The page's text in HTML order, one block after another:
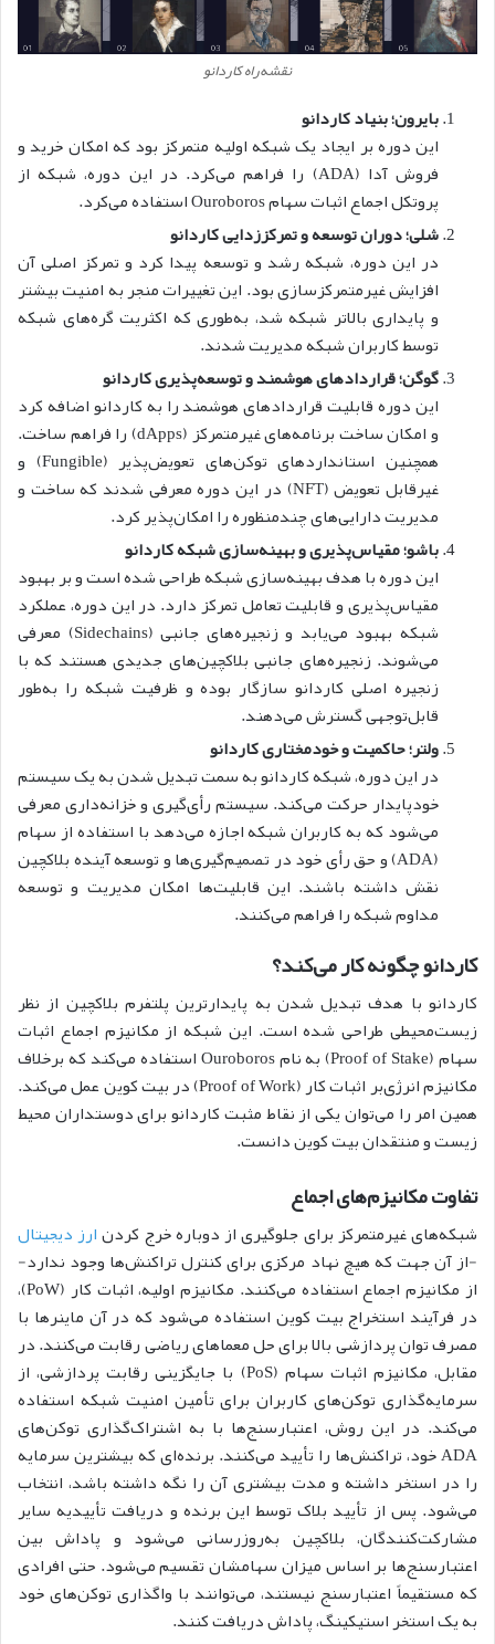
نقشه‌راه کاردانو
بایرون؛ بنیاد کاردانو
این دوره بر ایجاد یک شبکه اولیه متمرکز بود که امکان خرید و
فروش آدا (ADA) را فراهم می‌کرد. در این دوره، شبکه از
پروتکل اجماع اثبات سهام Ouroboros استفاده می‌کرد.
شلی؛دوران توسعه و تمرکززدایی کاردانو
در این دوره، شبکه رشد و توسعه پیدا کرد و تمرکز اصلی آن
افزایش غیرمتمرکزسازی بود. این تغییرات منجر به امنیت بیشتر
و پایداری بالاتر شبکه شد، به‌طوری که اکثریت گره‌های شبکه
توسط کاربران شبکه مدیریت شدند.
گوگن؛قراردادهای هوشمند و توسعه‌پذیری کاردانو
این دوره قابلیت قراردادهای هوشمند را به کار‌دانو اضافه کرد
و امکان ساخت برنامه‌های غیرمتمرکز (dApps) را فراهم ساخت.
همچنین استانداردهای توکن‌های تعویض‌پذیر (Fungible) و
غیرقابل تعویض (NFT) در این دوره معرفی شدند که ساخت و
مدیریت دارایی‌های چندمنظوره را امکان‌پذیر کرد.
باشو؛مقیاس‌پذیری و بهینه‌سازی شبکه کاردانو
این دوره با هدف بهینه‌سازی شبکه طراحی شده است و بر بهبود
مقیاس‌پذیری و قابلیت تعامل تمرکز دارد. در این دوره، عملکرد
شبکه بهبود می‌یابد و زنجیره‌های جانبی (Sidechains) معرفی
می‌شوند. زنجیره‌های جانبی بلاکچین‌های جدیدی هستند که با
زنجیره اصلی کار‌دانو سازگار بوده و ظرفیت شبکه را به‌طور
قابل‌توجهی گسترش می‌دهند.
ولتر؛حاکمیت و خودمختاری کاردانو
در این دوره، شبکه کار‌دانو به سمت تبدیل شدن به یک سیستم
خودپایدار حرکت می‌کند. سیستم رأی‌گیری و خزانه‌داری معرفی
می‌شود که به کاربران شبکه اجازه می‌دهد با استفاده از سهام
(ADA) و حق رأی خود در تصمیم‌گیری‌ها و توسعه آینده بلاکچین
نقش داشته باشند. این قابلیت‌ها امکان مدیریت و توسعه
مداوم شبکه را فراهم می‌کنند.
کاردانو چگونه کار می‌کند؟
کاردانو با هدف تبدیل شدن به پایدارترین پلتفرم بلاکچین از نظر
زیست‌محیطی طراحی شده است. این شبکه از مکانیزم اجماع اثبات
سهام (Proof of Stake) به نام Ouroboros استفاده می‌کند که برخلاف
مکانیزم انرژی‌بر اثبات کار (Proof of Work) در بیت کوین عمل می‌کند.
همین امر را می‌توان یکی از نقاط مثبت کاردانو برای دوستداران محیط
زیست و منتقدان بیت کوین دانست.
تفاوت مکانیزم‌های اجماع
شبکه‌های غیرمتمرکز برای جلوگیری از دوباره خرج کردنارز دیجیتال
-از آن جهت که هیچ نهاد مرکزی برای کنترل تراکنش‌ها وجود ندارد-
از مکانیزم اجماع استفاده می‌کنند. مکانیزم اولیه، اثبات کار (PoW)،
در فرآیند استخراج بیت کوین استفاده می‌شود که در آن ماینرها با
مصرف توان پردازشی بالا برای حل معماهای ریاضی رقابت می‌کنند. در
مقابل، مکانیزم اثبات سهام (PoS) با جایگزینی رقابت پردازشی، از
سرمایه‌گذاری توکن‌های کاربران برای تأمین امنیت شبکه استفاده
می‌کند. در این روش، اعتبارسنج‌ها با به اشتراک‌گذاری توکن‌های
ADA خود، تراکنش‌ها را تأیید می‌کنند. برنده‌ای که بیشترین سرمایه
را در استخر داشته و مدت بیشتری آن را نگه داشته باشد، انتخاب
می‌شود. پس از تأیید بلاک توسط این برنده و دریافت تأییدیه سایر
مشارکت‌کنندگان، بلاکچین به‌روزرسانی می‌شود و پاداش بین
اعتبارسنج‌ها بر اساس میزان سهامشان تقسیم می‌شود. حتی افرادی
که مستقیماً اعتبارسنج نیستند، می‌توانند با واگذاری توکن‌های خود
به یک استخر استیکینگ، پاداش دریافت کنند.